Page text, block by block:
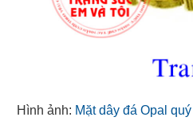
Hình ảnh: Mặt dây đá Opal quý